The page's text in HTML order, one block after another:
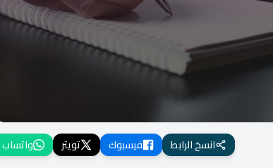
انسخ الرابط فيسبوك تويتر واتساب